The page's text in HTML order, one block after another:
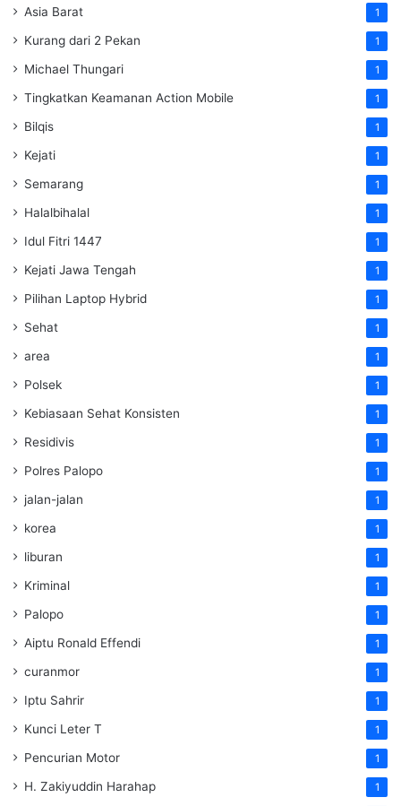
Asia Barat 1
Kurang dari 2 Pekan 1
Michael Thungari 1
Tingkatkan Keamanan Action Mobile 1
Bilqis 1
Kejati 1
Semarang 1
Halalbihalal 1
Idul Fitri 1447 1
Kejati Jawa Tengah 1
Pilihan Laptop Hybrid 1
Sehat 1
area 1
Polsek 1
Kebiasaan Sehat Konsisten 1
Residivis 1
Polres Palopo 1
jalan-jalan 1
korea 1
liburan 1
Kriminal 1
Palopo 1
Aiptu Ronald Effendi 1
curanmor 1
Iptu Sahrir 1
Kunci Leter T 1
Pencurian Motor 1
H. Zakiyuddin Harahap 1